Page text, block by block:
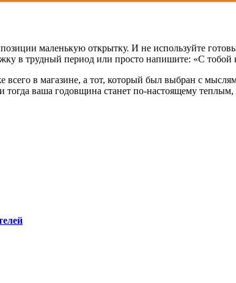
маленькую открытку. И не используйте
в трудный период или просто напишите: «С
в магазине, а тот, который был выбран с
тогда ваша годовщина станет по-настоящему